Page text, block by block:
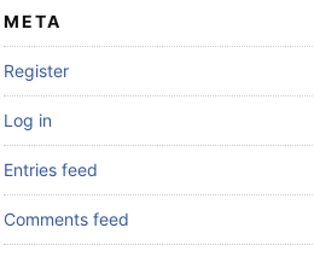
META
Register
Log in
Entries feed
Comments feed